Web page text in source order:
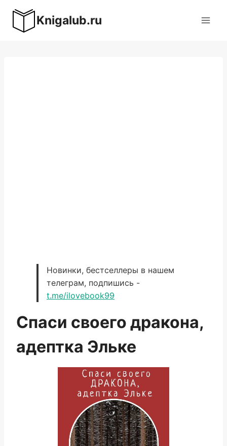
содержимому
Knigalub.ru
Новинки, бестселлеры в нашем
телеграм, подпишись -
t.me/ilovebook99
Спаси своего дракона,
адептка Эльке